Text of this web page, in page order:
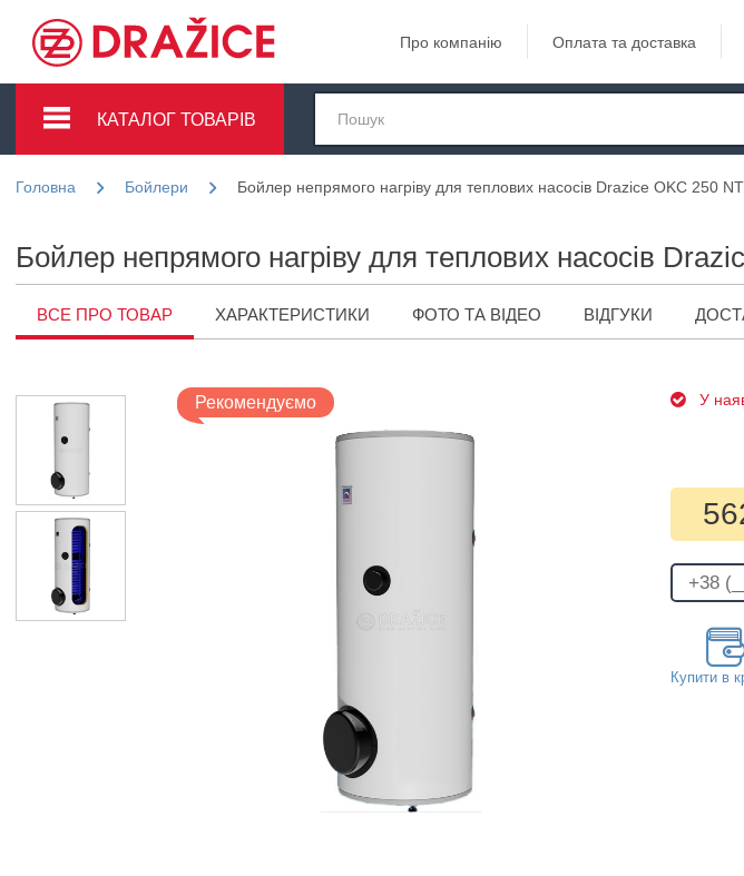
Про компанію Оплата та доставка
КАТАЛОГ ТОВАРІВ
Головна Бойлери Бойлер непрямого нагріву для теплових насосів Drazice OKC 250
Бойлер непрямого нагріву для теплових насосів
ВСЕ ПРО ТОВАР ХАРАКТЕРИСТИКИ ФОТО ТА ВІДЕО ВІДГУКИ
Рекомендуємо У
Купити в